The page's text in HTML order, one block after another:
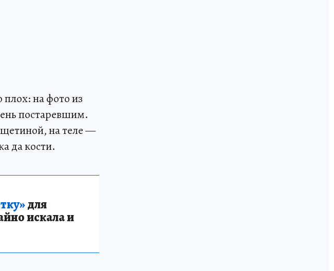
на фото из
постаревшим.
щетиной, на теле —
да кости.
для
искала и